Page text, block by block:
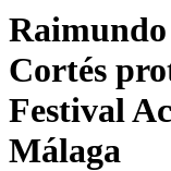
Cortés
Festival
Málaga